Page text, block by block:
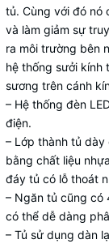
tủ. Cùng với đó nó
và làm giảm sự
ra môi trường bên
hệ thống sưởi kính
sương trên cánh
– Hệ thống đèn
điện.
– Lớp thành tủ
bằng chất liệu
đáy tủ có lỗ thoát
– Ngăn tủ cũng có
có thể dễ dàng
– Tủ sử dụng dàn